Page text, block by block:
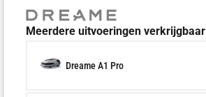
Meerdere uitvoeringen verkrijgbaar
Dreame A1 Pro